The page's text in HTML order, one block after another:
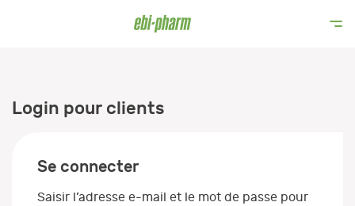
Login pour clients
Se connecter
Saisir l’adresse e-mail et le mot de passe pour